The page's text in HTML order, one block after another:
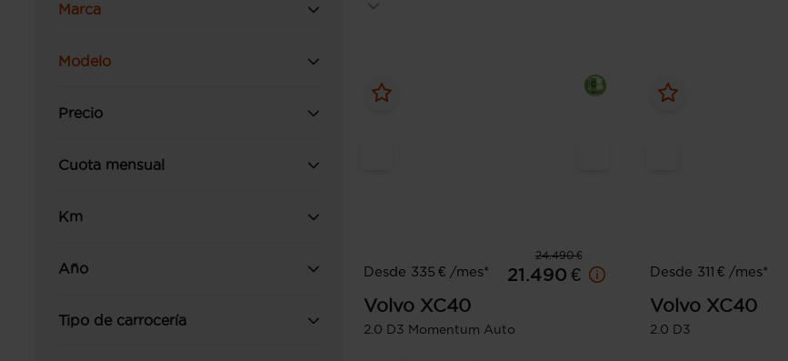
Marca
Modelo
Precio
Cuota mensual
Km
Año
Tipo de carrocería
24.490 €
Desde 335 € /mes*
21.490 €
Volvo XC40
2.0 D3 Momentum Auto
Desde 311 € /mes*
Volvo XC40
2.0 D3